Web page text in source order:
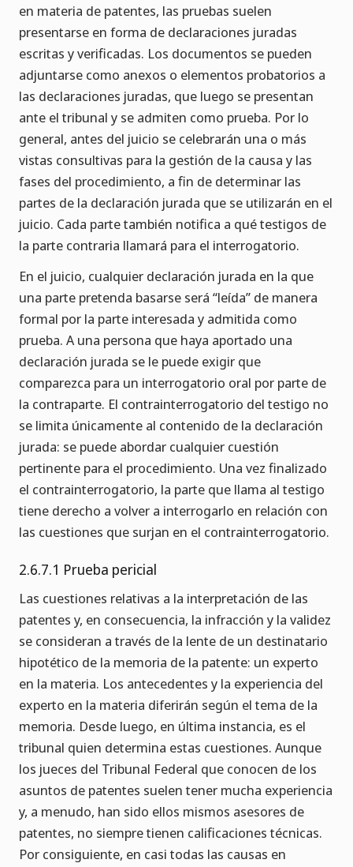
en materia de patentes, las pruebas suelen
presentarse en forma de declaraciones juradas
escritas y verificadas. Los documentos se pueden
adjuntarse como anexos o elementos probatorios a
las declaraciones juradas, que luego se presentan
ante el tribunal y se admiten como prueba. Por lo
general, antes del juicio se celebrarán una o más
vistas consultivas para la gestión de la causa y las
fases del procedimiento, a fin de determinar las
partes de la declaración jurada que se utilizarán en el
juicio. Cada parte también notifica a qué testigos de
la parte contraria llamará para el interrogatorio.
En el juicio, cualquier declaración jurada en la que
una parte pretenda basarse será “leída” de manera
formal por la parte interesada y admitida como
prueba. A una persona que haya aportado una
declaración jurada se le puede exigir que
comparezca para un interrogatorio oral por parte de
la contraparte. El contrainterrogatorio del testigo no
se limita únicamente al contenido de la declaración
jurada: se puede abordar cualquier cuestión
pertinente para el procedimiento. Una vez finalizado
el contrainterrogatorio, la parte que llama al testigo
tiene derecho a volver a interrogarlo en relación con
las cuestiones que surjan en el contrainterrogatorio.
2.6.7.1 Prueba pericial
Las cuestiones relativas a la interpretación de las
patentes y, en consecuencia, la infracción y la validez
se consideran a través de la lente de un destinatario
hipotético de la memoria de la patente: un experto
en la materia. Los antecedentes y la experiencia del
experto en la materia diferirán según el tema de la
memoria. Desde luego, en última instancia, es el
tribunal quien determina estas cuestiones. Aunque
los jueces del Tribunal Federal que conocen de los
asuntos de patentes suelen tener mucha experiencia
y, a menudo, han sido ellos mismos asesores de
patentes, no siempre tienen calificaciones técnicas.
Por consiguiente, en casi todas las causas en